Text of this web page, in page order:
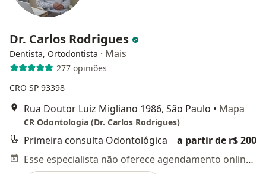
Dr. Carlos Rodrigues
Dentista, Ortodontista · Mais
277 opiniões
CRO SP 93398
Rua Doutor Luiz Migliano 1986, São Paulo • Mapa
CR Odontologia (Dr. Carlos Rodrigues)
Primeira consulta Odontológica
a partir de r$ 200
Esse especialista não oferece agendamento online para esse endereço.